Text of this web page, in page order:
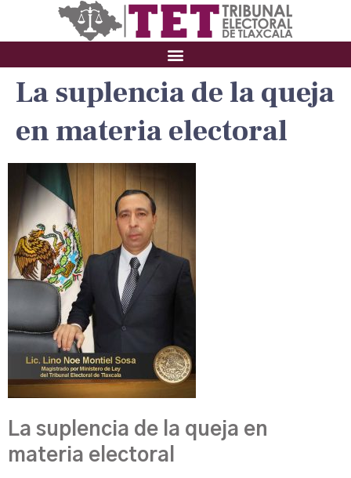
La suplencia de la queja
en materia electoral
La suplencia de la queja en
materia electoral